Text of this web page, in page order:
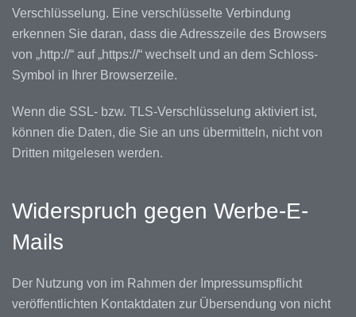
Verschlüsselung. Eine verschlüsselte Verbindung
erkennen Sie daran, dass die Adresszeile des Browsers
von „http://“ auf „https://“ wechselt und an dem Schloss-
Symbol in Ihrer Browserzeile.
Wenn die SSL- bzw. TLS-Verschlüsselung aktiviert ist,
können die Daten, die Sie an uns übermitteln, nicht von
Dritten mitgelesen werden.
Widerspruch gegen Werbe-E-
Mails
Der Nutzung von im Rahmen der Impressumspflicht
veröffentlichten Kontaktdaten zur Übersendung von nicht